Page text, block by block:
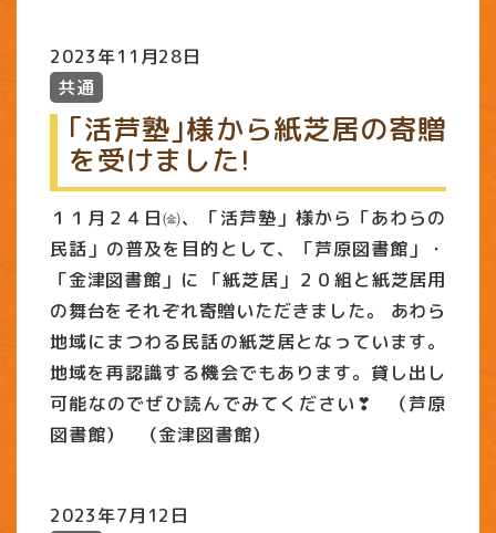
2023年11月28日
共通
｢活芦塾｣様から紙芝居の寄贈
を受けました!
１１月２４日㈮、「活芦塾」様から「あわらの
民話」の普及を目的として、「芦原図書館」・
「金津図書館」に 「紙芝居」２０組と紙芝居用
の舞台をそれぞれ寄贈いただきました。 あわら
地域にまつわる民話の紙芝居となっています。
地域を再認識する機会でもあります。貸し出し
可能なのでぜひ読んでみてください❣ （芦原
図書館） （金津図書館）
2023年7月12日